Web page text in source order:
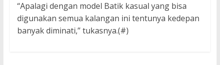
“Apalagi dengan model Batik kasual yang bisa
digunakan semua kalangan ini tentunya kedepan
banyak diminati,” tukasnya.(#)